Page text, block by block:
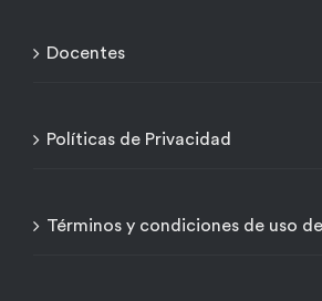
Docentes
Políticas de Privacidad
Términos y condiciones de uso